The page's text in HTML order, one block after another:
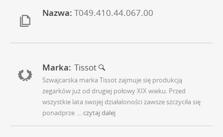
Nazwa: T049.410.44.067.00
Marka: Tissot
Szwajcarska marka Tissot zajmuje się produkcją
zegarków już od drugiej połowy XIX wieku. Przed
wszystkie lata swojej działaloności zawsze szczyciła się
ponadprze ... czytaj dalej